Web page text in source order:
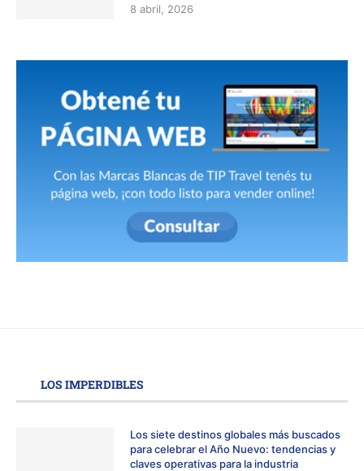
8 abril, 2026
LOS IMPERDIBLES
Los siete destinos globales más buscados
para celebrar el Año Nuevo: tendencias y
claves operativas para la industria